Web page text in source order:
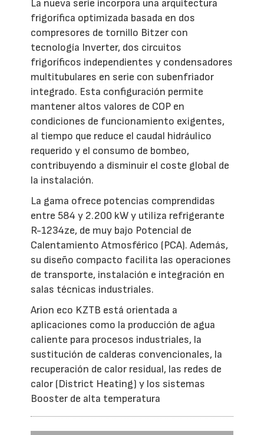
La nueva serie incorpora una arquitectura
frigorífica optimizada basada en dos
compresores de tornillo Bitzer con
tecnología Inverter, dos circuitos
frigoríficos independientes y condensadores
multitubulares en serie con subenfriador
integrado. Esta configuración permite
mantener altos valores de COP en
condiciones de funcionamiento exigentes,
al tiempo que reduce el caudal hidráulico
requerido y el consumo de bombeo,
contribuyendo a disminuir el coste global de
la instalación.
La gama ofrece potencias comprendidas
entre 584 y 2.200 kW y utiliza refrigerante
R-1234ze, de muy bajo Potencial de
Calentamiento Atmosférico (PCA). Además,
su diseño compacto facilita las operaciones
de transporte, instalación e integración en
salas técnicas industriales.
Arion eco KZTB está orientada a
aplicaciones como la producción de agua
caliente para procesos industriales, la
sustitución de calderas convencionales, la
recuperación de calor residual, las redes de
calor (District Heating) y los sistemas
Booster de alta temperatura